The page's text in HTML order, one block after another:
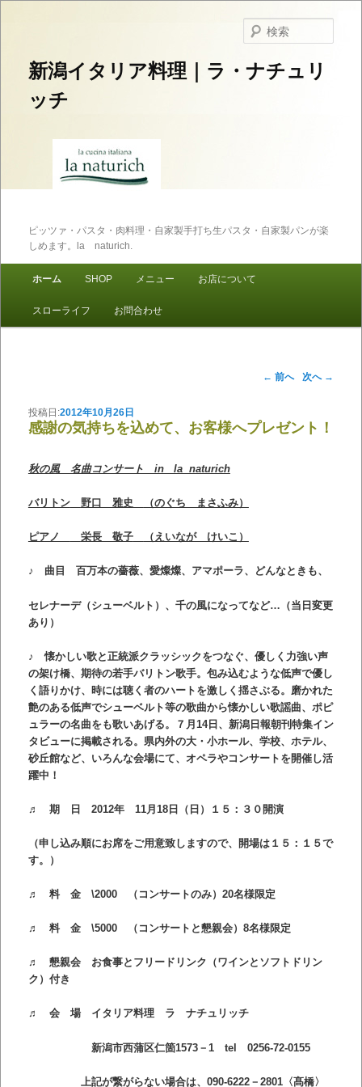
新潟イタリア料理｜ラ・ナチュリ
ッチ
ピッツァ・パスタ・肉料理・自家製手打ち生パスタ・自家製パンが楽
しめます。la naturich.
メインコンテンツへ移動
サブコンテンツへ移動
ホーム SHOP メニュー お店について
スローライフ お問合わせ
← 前へ 次へ →
感謝の気持ちを込めて、お客様へプレゼント！
投稿日:2012年10月26日
秋の風 名曲コンサート in la naturich
バリトン 野口 雅史 （のぐち まさふみ）
ピアノ 栄長 敬子 （えいなが けいこ）
♪ 曲目 百万本の薔薇、愛燦燦、アマポーラ、どんなときも、
セレナーデ（シューベルト）、千の風になってなど… （当日変更
あり）
♪ 懐かしい歌と正統派クラッシックをつなぐ、優しく力強い声
の架け橋、期待の若手バリトン歌手。包み込むような低声で優し
く語りかけ、時には聴く者のハートを激しく揺さぶる。磨かれた
艶のある低声でシューベルト等の歌曲から懐かしい歌謡曲、ポピ
ュラーの名曲をも歌いあげる。７月14日、新潟日報朝刊特集イン
タビューに掲載される。県内外の大・小ホール、学校、ホテル、
砂丘館など、いろんな会場にて、オペラやコンサートを開催し活
躍中！
♬ 期 日 2012年 11月18日（日）１５：３０開演
（申し込み順にお席をご用意致しますので、開場は１５：１５で
す。）
♬ 料 金 \2000（コンサートのみ）20名様限定
♬ 料 金 \5000（コンサートと懇親会）8名様限定
♬ 懇親会お食事とフリードリンク （ワインとソフトドリン
ク）付き
♬ 会 場 イタリア料理 ラ ナチュリッチ
新潟市西蒲区仁箇1573－1 tel 0256‐72‐0155
上記が繋がらない場合は、 090-6222－ 2801〈髙橋〉